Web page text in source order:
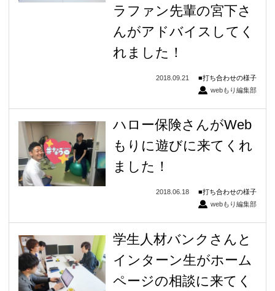
ラファン先輩の宮下さ
んがアドバイスしてく
れました！
2018.09.21
打ち合わせの様子
webもり編集部
ハロー保険さんがWeb
もりに遊びに来てくれ
ました！
2018.06.18
打ち合わせの様子
webもり編集部
学生人材バンクさんと
インターン生がホーム
ページの相談に来てく